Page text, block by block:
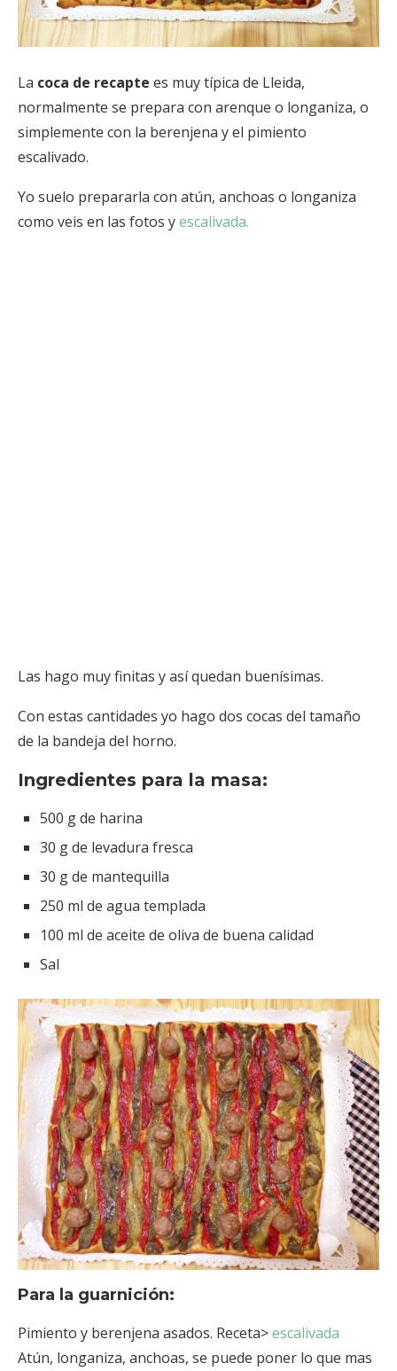
La coca de recapte es muy típica de Lleida,
normalmente se prepara con arenque o longaniza, o
simplemente con la berenjena y el pimiento
escalivado.
Yo suelo prepararla con atún, anchoas o longaniza
como veis en las fotos yescalivada.
Las hago muy finitas y así quedan buenísimas.
Con estas cantidades yo hago dos cocas del tamaño
de la bandeja del horno.
Ingredientes para la masa:
500 g de harina
30 g de levadura fresca
30 g de mantequilla
250 ml de agua templada
100 ml de aceite de oliva de buena calidad
Sal
Para la guarnición:
Pimiento y berenjena asados. Receta>escalivada
Atún, longaniza, anchoas, se puede poner lo que mas